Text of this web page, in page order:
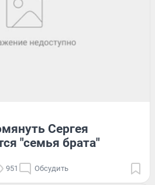
Сергея
"семья брата"
951 Обсудить